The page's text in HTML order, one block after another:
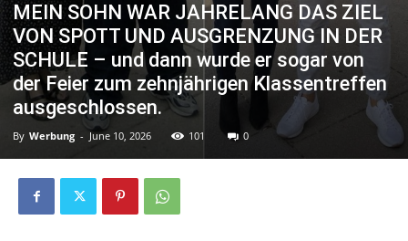
MEIN SOHN WAR JAHRELANG DAS ZIEL
VON SPOTT UND AUSGRENZUNG IN DER
SCHULE – und dann wurde er sogar von
der Feier zum zehnjährigen Klassentreffen
ausgeschlossen.
By Werbung - June 10, 2026 101 0